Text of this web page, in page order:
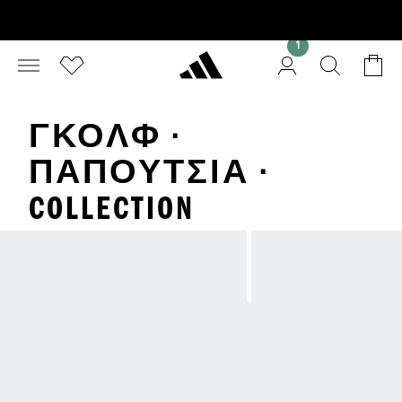
1
ΓΚΟΛΦ ·
ΠΑΠΟΎΤΣΙΑ ·
COLLECTION